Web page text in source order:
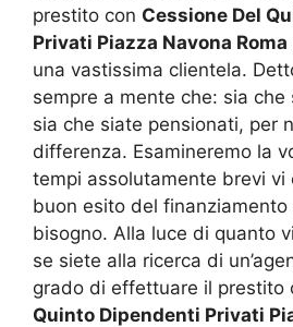
prestito con Cessione Del
Privati Piazza Navona Roma
una vastissima clientela.
sempre a mente che: sia che
sia che siate pensionati, per
differenza. Esamineremo la
tempi assolutamente brevi vi
buon esito del finanziamento
bisogno. Alla luce di quanto
se siete alla ricerca di
grado di effettuare il prestito
Quinto Dipendenti Privati